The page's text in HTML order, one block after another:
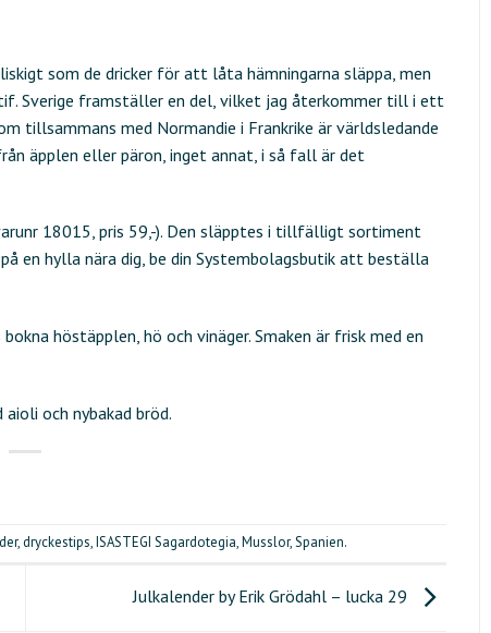
som de dricker för att låta hämningarna släppa, men
Sverige framställer en del, vilket jag återkommer till i ett
tillsammans med Normandie i Frankrike är världsledande
äpplen eller päron, inget annat, i så fall är det
18015, pris 59,-). Den släpptes i tillfälligt sortiment
en hylla nära dig, be din Systembolagsbutik att beställa
höstäpplen, hö och vinäger. Smaken är frisk med en
och nybakad bröd.
,dryckestips,ISASTEGI Sagardotegia,Musslor,Spanien.
Julkalender by Erik Grödahl – lucka 29